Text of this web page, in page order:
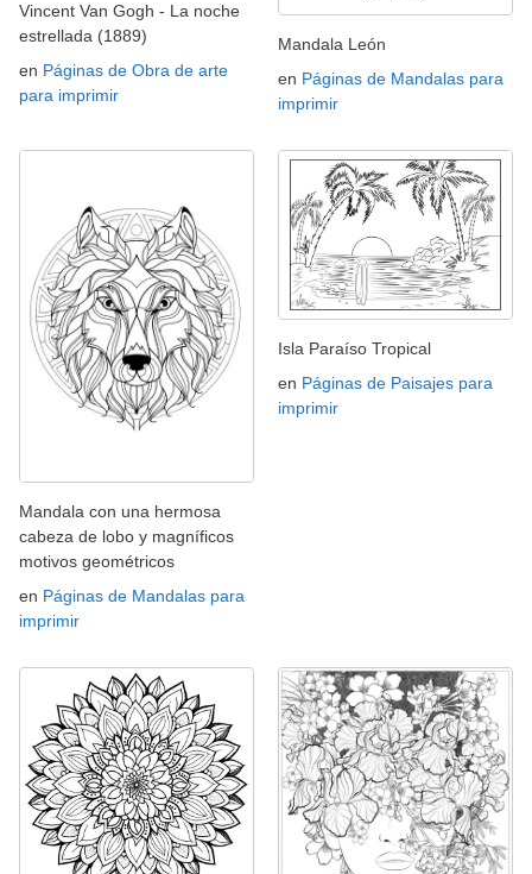
Vincent Van Gogh - La noche
estrellada (1889)
en Páginas de Obra de arte
para imprimir
Mandala León
en Páginas de Mandalas para
imprimir
Mandala con una hermosa
cabeza de lobo y magníficos
motivos geométricos
en Páginas de Mandalas para
imprimir
Isla Paraíso Tropical
en Páginas de Paisajes para
imprimir